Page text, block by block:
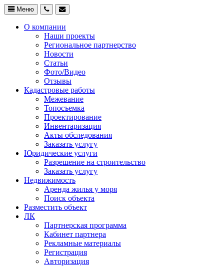
Меню
О компании
Наши проекты
Региональное партнерство
Новости
Статьи
Фото/Видео
Отзывы
Кадастровые работы
Межевание
Топосъемка
Проектирование
Инвентаризация
Акты обследования
Заказать услугу
Юридические услуги
Разрешение на строительство
Заказать услугу
Недвижимость
Аренда жилья у моря
Поиск объекта
Разместить объект
ЛК
Партнерская программа
Кабинет партнера
Рекламные материалы
Регистрация
Авторизация